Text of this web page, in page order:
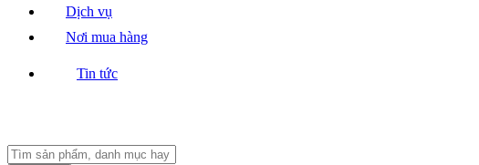
Dịch vụ
Nơi mua hàng
Tin tức